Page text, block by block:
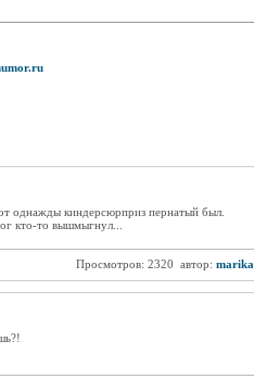
однажды киндерсюрприз пернатый был.
кто-то вышмыгнул...
Просмотров: 2320 автор: marika